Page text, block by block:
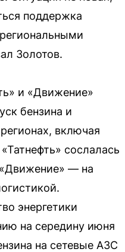
поддержка
Золотов.
и «Движение»
бензина и
включая
сослалась
— на
энергетики
на середину июня
на сетевые АЗС